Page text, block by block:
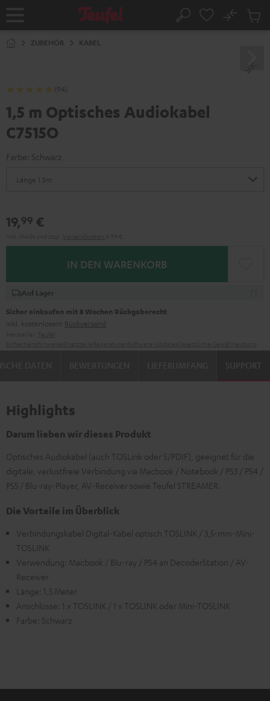
Startseite Suche
No
ZUBEHÖR KABEL
(94)
1,5 m Optisches Audiokabel
C7515O
Farbe: Schwarz
19,99 €
IN DEN WARENKORB
Auf Lager
Sicher einkaufen mit 8 Wochen Rückgaberecht
inkl. kostenlosem Rückversand
SUPPORT
Highlights
Darum lieben wir dieses Produkt
Optisches Audiokabel (auch TOSLink oder S/PDIF), geeignet für die
digitale, verlustfreie Verbindung via Macbook / Notebook / PS3 / PS4 /
PS5 / Blu-ray-Player, AV-Receiver sowie Teufel STREAMER.
Die Vorteile im Überblick
Verbindungskabel Digital-Kabel optisch TOSLINK / 3,5-mm-Mini-
TOSLINK
Verwendung: Macbook / Blu-ray / PS4 an DecoderStation / AV-
Receiver
Länge: 1,5 Meter
Anschlüsse: 1 x TOSLINK / 1 x TOSLINK oder Mini-TOSLINK
Farbe: Schwarz